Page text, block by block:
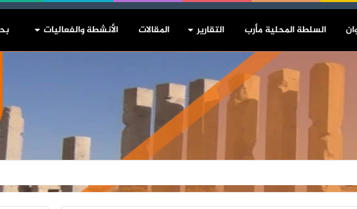
السلطة المحلية مأرب التقارير المقالات الأنشطة والفعاليات